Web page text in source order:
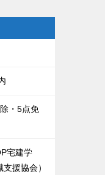
・5点免
宅建学
援協会）